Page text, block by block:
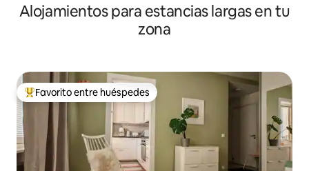
Alojamientos para estancias largas en tu
zona
De los mejores en Favorito entre huéspedes
Favorito entre huéspedes